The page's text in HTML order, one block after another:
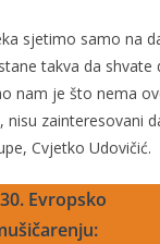
sjetimo samo na
takva da shvate
nam je što nema
nisu zainteresovani
Cvjetko Udovičić.
30. Evropsko